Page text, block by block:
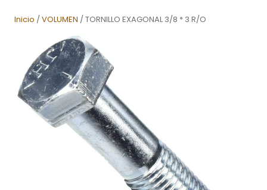
Inicio /VOLUMEN / TORNILLO EXAGONAL 3/8 * 3 R/O